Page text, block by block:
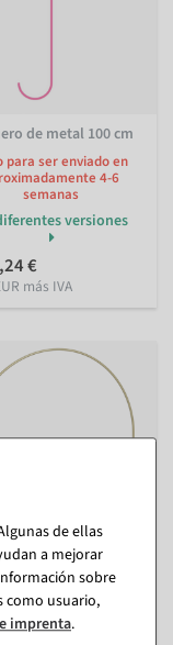
de metal 100 cm
para ser enviado en
4-6
semanas
versiones
€
más IVA
de metal
dorado 30 cm
y exterior
de ellas
a mejorar
sobre
como usuario,
imprenta.